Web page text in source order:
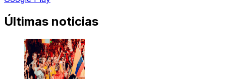
Últimas noticias